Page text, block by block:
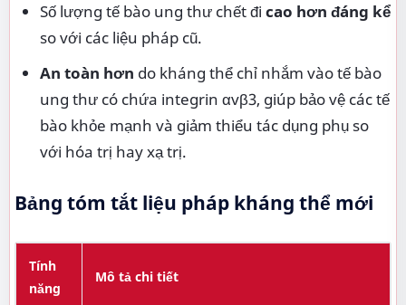
Số lượng tế bào ung thư chết đi cao hơn đáng kể
so với các liệu pháp cũ.
An toàn hơn do kháng thể chỉ nhắm vào tế bào
ung thư có chứa integrin αvβ3, giúp bảo vệ các tế
bào khỏe mạnh và giảm thiểu tác dụng phụ so
với hóa trị hay xạ trị.
Bảng tóm tắt liệu pháp kháng thể mới
Tính
năng
Mô tả chi tiết